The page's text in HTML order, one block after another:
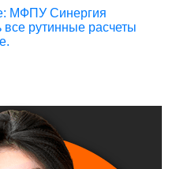
МФПУ Синергия
все рутинные расчеты